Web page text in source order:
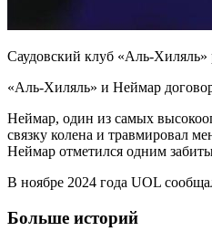
Саудовский клуб «Аль-
«Аль-Хиляль» и Неймар
Неймар, один из самых
связку колена и травмировал
Неймар отметился одним
В ноябре 2024 года UOL
Больше историй